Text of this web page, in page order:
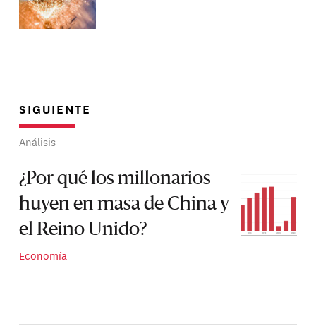
SIGUIENTE
Análisis
¿Por qué los millonarios
huyen en masa de China y
el Reino Unido?
Economía